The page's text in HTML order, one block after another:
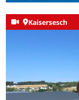
Kaisersesch